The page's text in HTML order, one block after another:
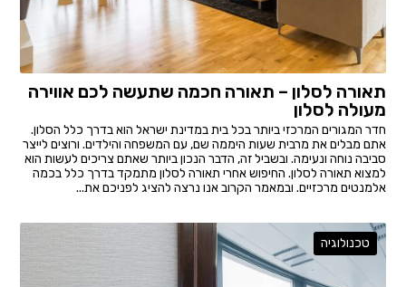
תאורה לסלון – תאורה חכמה שתעשה לכם אווירה
מעולה לסלון
חדר המגורים המרכזי ביותר בכל בית במדינת ישראל הוא בדרך כלל הסלון.
אתם מבלים את מרבית שעות היממה שם, עם המשפחה והילדים. ורוצים לייצר
סביבה נוחה ונעימה. ובשביל זה, הדבר הנכון ביותר שאתם צריכים לעשות הוא
למצוא תאורה לסלון. החיפוש אחרי תאורה לסלון מתמקד בדרך כלל בכמה
אלמנטים מרכזיים. ובמאמר הקרוב אנו נרצה להציג לפניכם את...
טכנולוגיה